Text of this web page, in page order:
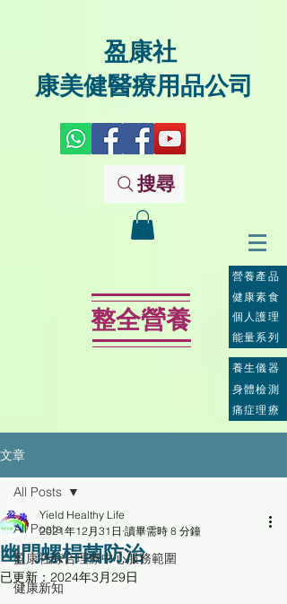
盈康社
康美健醫療用品公司
搜尋
整全營養
營養產品
個人護理
能量系列
健康素食
養生儀器
身體檢測
痛症理療
文章
All Posts
盈康社綜合理療中心服務範圍
健康新知
All Posts
幽門螺桿菌防治
Yield Healthy Life
2021年12月31日 讀畢需時 8 分鐘
已更新： 2024年3月29日